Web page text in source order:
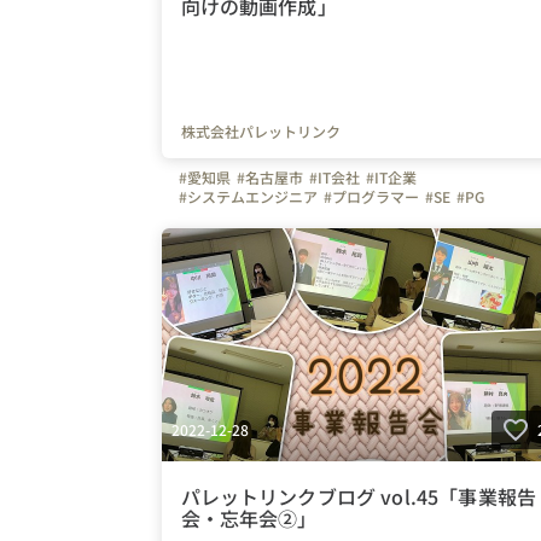
向けの動画作成」
株式会社パレットリンク
#愛知県 #名古屋市 #IT会社 #IT企業
#システムエンジニア #プログラマー #SE #PG
#デスクワーク #🏠 #テレワーク #在宅勤務 #月末帰社
#イベント
#月末 #動画撮影 #入社説明会 #インタビュ
#会社の様子 #写真で伝える会社の雰囲気 #会社の雰囲
#明るい #繋がりを大切に #色とりどりの未来をITで
#パレットリンク #パレットリンクブログ
2022-12-28
パレットリンクブログ vol.45「事業報告
会・忘年会②」